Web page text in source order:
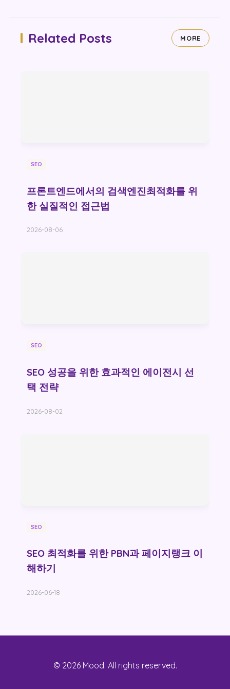
Related Posts MORE
SEO
프론트엔드에서의 검색엔진최적화를 위
한 실질적인 접근법
2026-08-06
SEO
SEO 성공을 위한 효과적인 에이전시 선
택 전략
2026-08-02
SEO
SEO 최적화를 위한 PBN과 페이지랭크 이
해하기
2026-06-18
© 2026 Mood. All rights reserved.